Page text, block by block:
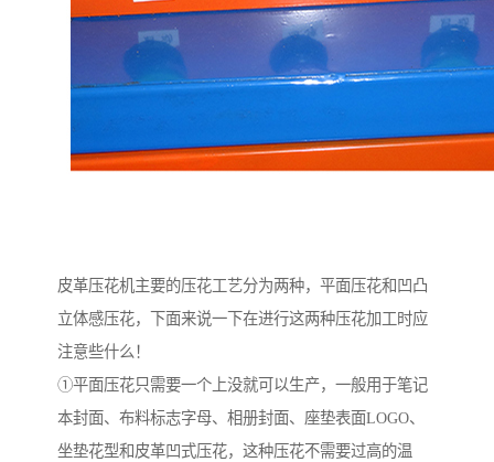
皮革压花机主要的压花工艺分为两种，平面压花和凹凸
立体感压花，下面来说一下在进行这两种压花加工时应
注意些什么！
①平面压花只需要一个上没就可以生产，一般用于笔记
本封面、布料标志字母、相册封面、座垫表面LOGO、
坐垫花型和皮革凹式压花，这种压花不需要过高的温